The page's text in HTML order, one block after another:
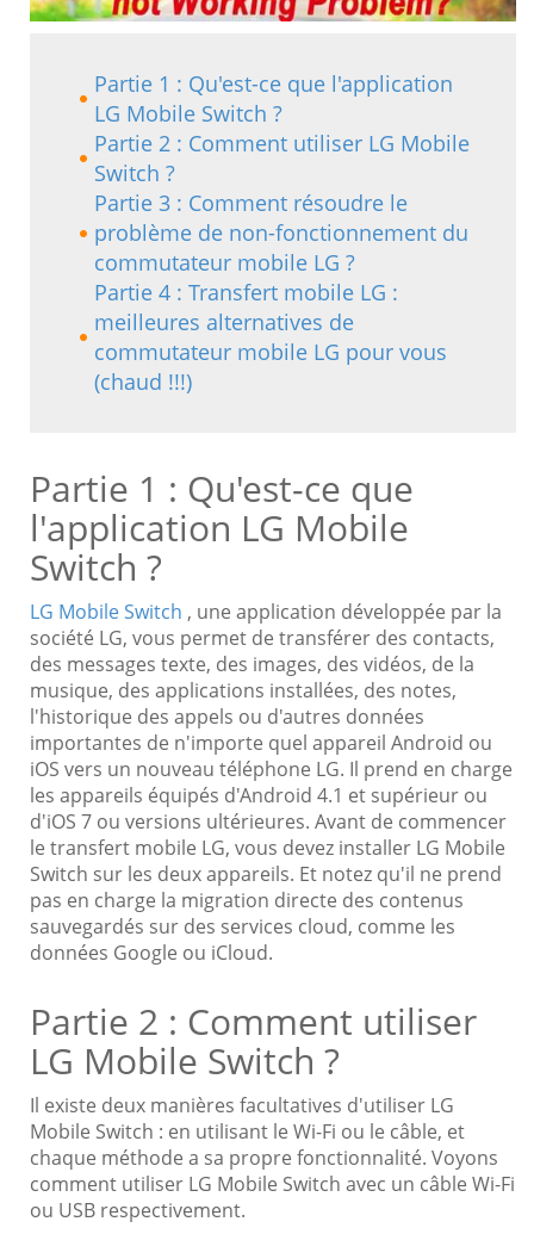
Partie 1 : Qu'est-ce que l'application
LG Mobile Switch ?
Partie 2 : Comment utiliser LG Mobile
Switch ?
Partie 3 : Comment résoudre le
problème de non-fonctionnement du
commutateur mobile LG ?
Partie 4 : Transfert mobile LG :
meilleures alternatives de
commutateur mobile LG pour vous
(chaud !!!)
Partie 1 : Qu'est-ce que
l'application LG Mobile
Switch ?
LG Mobile Switch , une application développée par la
société LG, vous permet de transférer des contacts,
des messages texte, des images, des vidéos, de la
musique, des applications installées, des notes,
l'historique des appels ou d'autres données
importantes de n'importe quel appareil Android ou
iOS vers un nouveau téléphone LG. Il prend en charge
les appareils équipés d'Android 4.1 et supérieur ou
d'iOS 7 ou versions ultérieures. Avant de commencer
le transfert mobile LG, vous devez installer LG Mobile
Switch sur les deux appareils. Et notez qu'il ne prend
pas en charge la migration directe des contenus
sauvegardés sur des services cloud, comme les
données Google ou iCloud.
Partie 2 : Comment utiliser
LG Mobile Switch ?
Il existe deux manières facultatives d'utiliser LG
Mobile Switch : en utilisant le Wi-Fi ou le câble, et
chaque méthode a sa propre fonctionnalité. Voyons
comment utiliser LG Mobile Switch avec un câble Wi-Fi
ou USB respectivement.